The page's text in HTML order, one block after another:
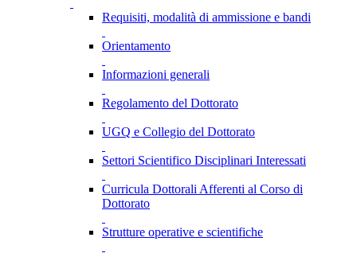
Requisiti, modalità di ammissione e bandi
Orientamento
Informazioni generali
Regolamento del Dottorato
UGQ e Collegio del Dottorato
Settori Scientifico Disciplinari Interessati
Curricula Dottorali Afferenti al Corso di
Dottorato
Strutture operative e scientifiche